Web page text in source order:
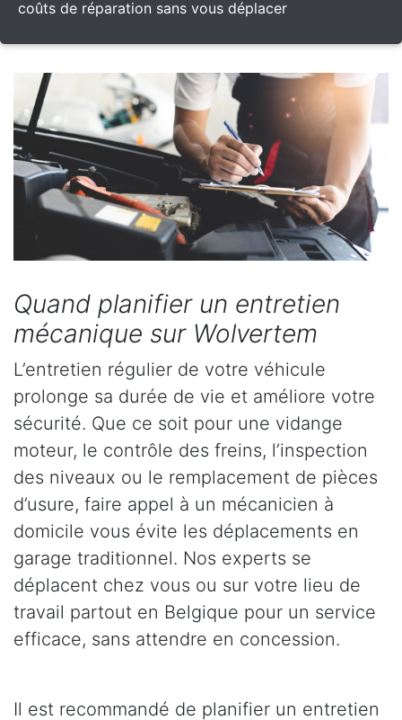
coûts de réparation sans vous déplacer
Quand planifier un entretien
mécanique sur Wolvertem
L’entretien régulier de votre véhicule
prolonge sa durée de vie et améliore votre
sécurité. Que ce soit pour une vidange
moteur, le contrôle des freins, l’inspection
des niveaux ou le remplacement de pièces
d’usure, faire appel à un mécanicien à
domicile vous évite les déplacements en
garage traditionnel. Nos experts se
déplacent chez vous ou sur votre lieu de
travail partout en Belgique pour un service
efficace, sans attendre en concession.
Il est recommandé de planifier un entretien